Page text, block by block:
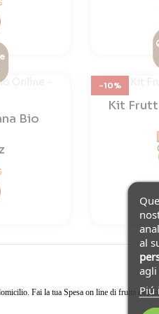
Bio
-10%
Kit
Fai la tua Spesa on line di frutta
al
agli
Piú